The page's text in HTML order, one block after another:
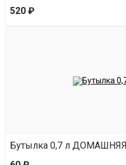
520 ₽
Бутылка 0,7 л ДОМАШНЯЯ